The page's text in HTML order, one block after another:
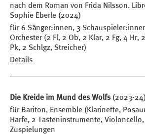
nach dem Roman von Frida Nilsson.
Sophie Eberle (2024)
für 6 Sänger:innen, 3
Orchester (2 Fl, 2 Ob, 2 Klar, 2 Fg, 4 Hr,
Pk, 2 Schlgz, Streicher)
Details
Die Kreide im Mund des Wolfs(2023-24)
für Bariton, Ensemble (Klarinette,
Harfe, 2 Tasteninstrumente,
Zuspielungen